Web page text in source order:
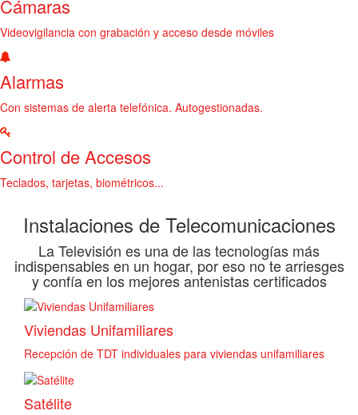
Cámaras
Videovigilancia con grabación y acceso desde móviles
Alarmas
Con sistemas de alerta telefónica. Autogestionadas.
Control de Accesos
Teclados, tarjetas, biométricos...
Instalaciones de Telecomunicaciones
La Televisión es una de las tecnologías más
indispensables en un hogar, por eso no te arriesges
y confía en los mejores antenistas certificados
Viviendas Unifamiliares
Recepción de TDT individuales para viviendas unifamiliares
Satélite